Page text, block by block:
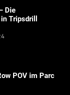
Die
Tripsdrill
POV im Parc